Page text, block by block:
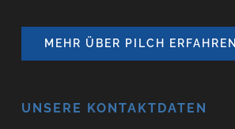
MEHR ÜBER PILCH ERFAHREN
UNSERE KONTAKTDATEN